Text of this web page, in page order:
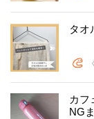
タオ
カフ
NG